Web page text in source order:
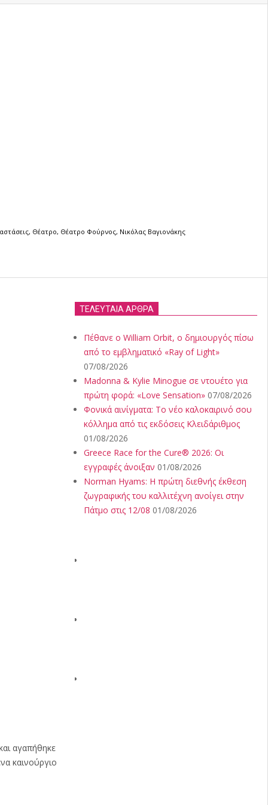
, Θέατρο, Θέατρο Φούρνος, Νικόλας Βαγιονάκης
αγαπήθηκε
καινούργιο
ΤΕΛΕΥΤΑΙΑ ΑΡΘΡΑ
Πέθανε ο William Orbit, ο δημιουργός πίσω
από το εμβληματικό «Ray of Light»
07/08/2026
Madonna & Kylie Minogue σε ντουέτο για
πρώτη φορά: «Love Sensation» 07/08/2026
Φονικά αινίγματα: Το νέο καλοκαιρινό σου
κόλλημα από τις εκδόσεις Κλειδάριθμος
01/08/2026
Greece Race for the Cure® 2026: Οι
εγγραφές άνοιξαν 01/08/2026
Norman Hyams: Η πρώτη διεθνής έκθεση
ζωγραφικής του καλλιτέχνη ανοίγει στην
Πάτμο στις 12/08 01/08/2026